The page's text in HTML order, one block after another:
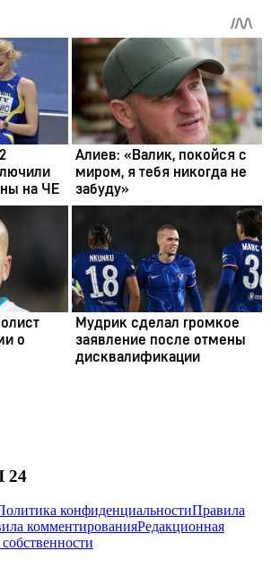
24
конфиденциальностиПравила
комментированияРедакционная